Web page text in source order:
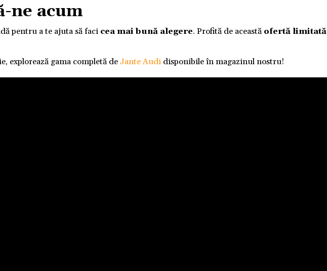
ne acum
pentru a te ajuta să faci cea mai bună alegere. Profită de această ofertă limitată
explorează gama completă deJante Audi disponibile în magazinul nostru!